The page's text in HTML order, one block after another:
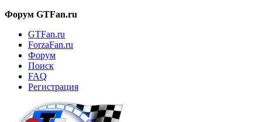
Форум GTFan.ru
GTFan.ru
ForzaFan.ru
Форум
Поиск
FAQ
Регистрация